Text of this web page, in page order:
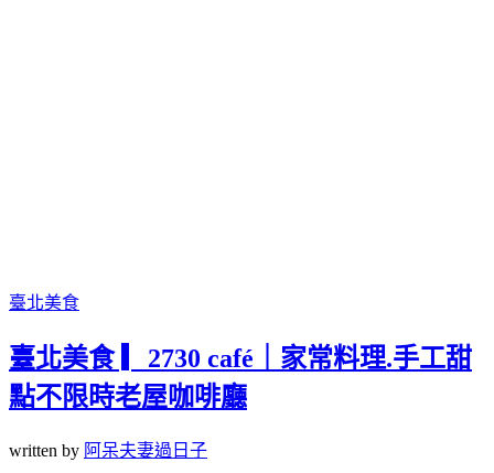
臺北美食
臺北美食 ▎2730 café｜家常料理.手工甜
點不限時老屋咖啡廳
written by 阿呆夫妻過日子